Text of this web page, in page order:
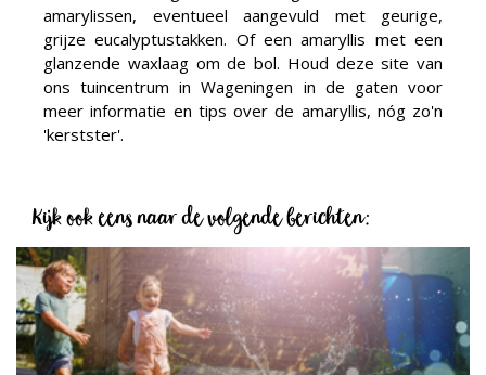
amarylissen, eventueel aangevuld met geurige,
grijze eucalyptustakken. Of een amaryllis met een
glanzende waxlaag om de bol. Houd deze site van
ons tuincentrum in Wageningen in de gaten voor
meer informatie en tips over de amaryllis, nóg zo'n
'kerstster'.
Kijk ook eens naar de volgende berichten: